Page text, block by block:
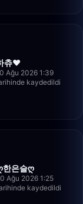
츄♥
Ağu 2026 1:39
kaydedildi
은슬ღ
Ağu 2026 1:25
kaydedildi